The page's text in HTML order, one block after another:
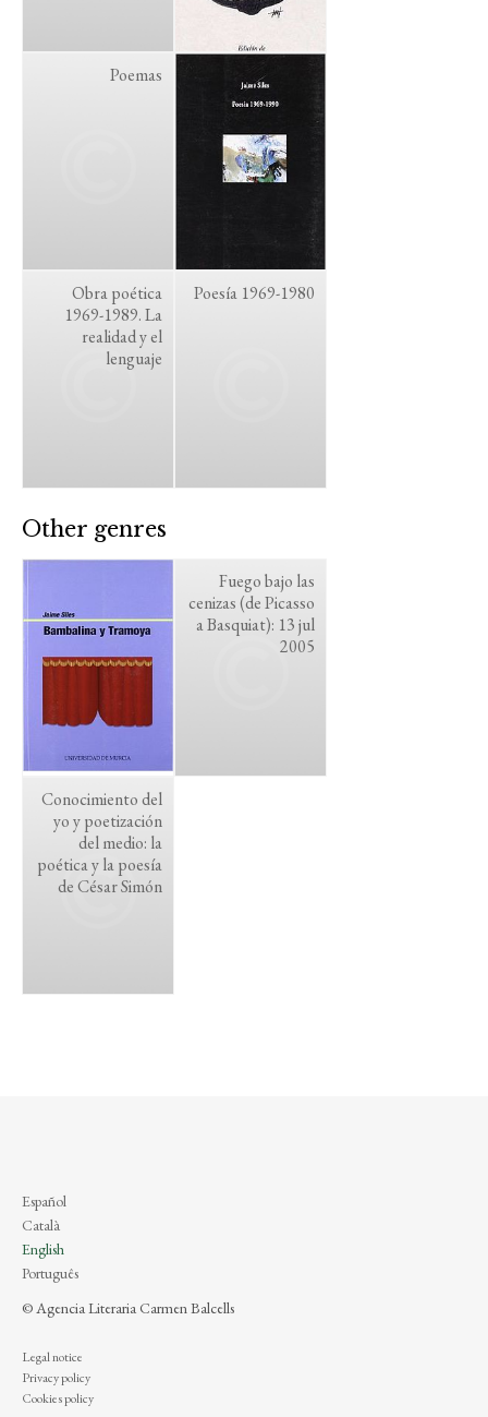
Poemas
Obra poética
1969-1989. La
realidad y el
lenguaje
Poesía 1969-1980
Other genres
Fuego bajo las
cenizas (de Picasso
a Basquiat): 13 jul
2005
Conocimiento del
yo y poetización
del medio: la
poética y la poesía
de César Simón
Español
Català
English
Português
© Agencia Literaria Carmen Balcells
Legal notice
Privacy policy
Cookies policy